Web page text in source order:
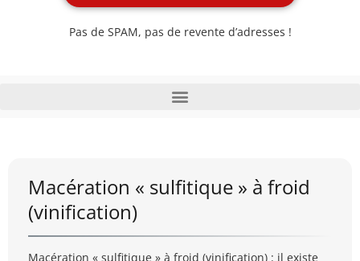
Pas de SPAM, pas de revente d’adresses !
Macération « sulfitique » à froid
(vinification)
Macération « sulfitique » à froid (vinification) : il existe